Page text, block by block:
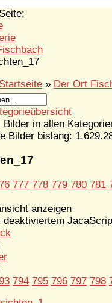
Startseite » Der Ort
in allen
Bilder bislang:
777 778 779 780 781
deaktiviertem
794 795 796 797 798